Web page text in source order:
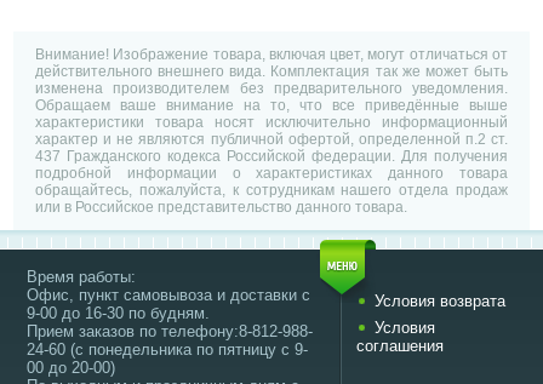
Внимание! Изображение товара, включая цвет, могут отличаться от
действительного внешнего вида. Комплектация так же может быть
изменена производителем без предварительного уведомления.
Обращаем ваше внимание на то, что все приведённые выше
характеристики товара носят исключительно информационный
характер и не являются публичной офертой, определенной п.2 ст.
437 Гражданского кодекса Российской федерации. Для получения
подробной информации о характеристиках данного товара
обращайтесь, пожалуйста, к сотрудникам нашего отдела продаж
или в Российское представительство данного товара.
Время работы:
Офис, пункт самовывоза и доставки с
9-00 до 16-30 по будням.
Прием заказов по телефону:8-812-988-
24-60 (с понедельника по пятницу с 9-
00 до 20-00)
Условия возврата
Условия
соглашения